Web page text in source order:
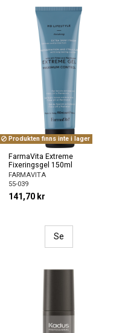
Produkten finns inte i lager
FarmaVita Extreme
Fixeringsgel 150ml
FARMAVITA
55-039
141,70 kr
Se